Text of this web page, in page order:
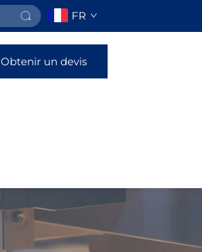
FR
Obtenir un devis